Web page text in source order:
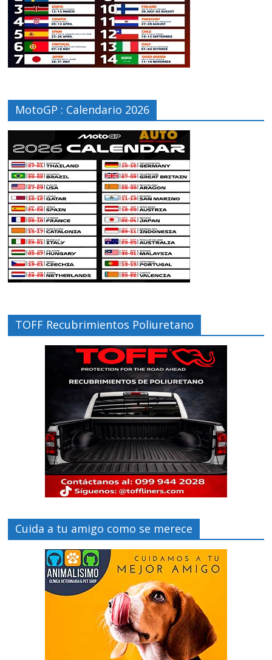
MotoGP : Calendario 2026
TOFF Recubrimientos Poliuretano
Cuida a tu amigo como se merece